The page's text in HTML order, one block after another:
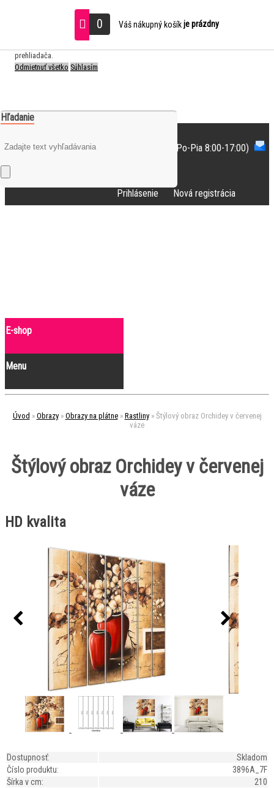
S cieľom uľahčiť užívateľom používať naše webové stránky využívame cookies.
Používaním našich stránok súhlasíte s ukladaním súborov cookie na Vašom
prehliadača.
Odmietnuť všetko Súhlasím
Potrebujete poradiť?
(Po-Pia 8:00-17:00)
Prihlásenie Nová registrácia
Hľadanie
0 Váš nákupný košíkje prázdny
E-shop
Menu
Úvod » Obrazy » Obrazy na plátne » Rastliny » Štýlový obraz Orchidey v červenej
váze
Štýlový obraz Orchidey v červenej
váze
HD kvalita
Dostupnosť:
Skladom
Číslo produktu:
3896A_7F
Šírka v cm:
210